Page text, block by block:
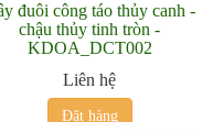
đuôi công táo thủy canh -
chậu thủy tinh tròn -
KDOA_DCT002
Liên hệ
Đặt hàng